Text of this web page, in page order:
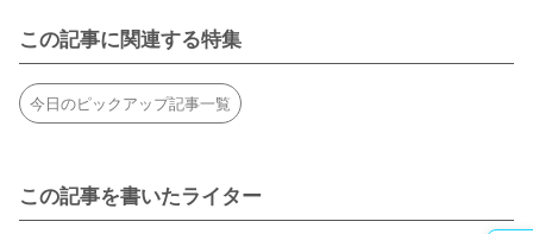
この記事に関連する特集
今日のピックアップ記事一覧
この記事を書いたライター